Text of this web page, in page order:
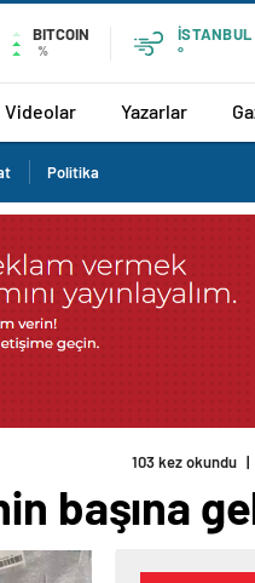
BITCOIN
%
İSTANBUL
°
Videolar Yazarlar
Politika
başına